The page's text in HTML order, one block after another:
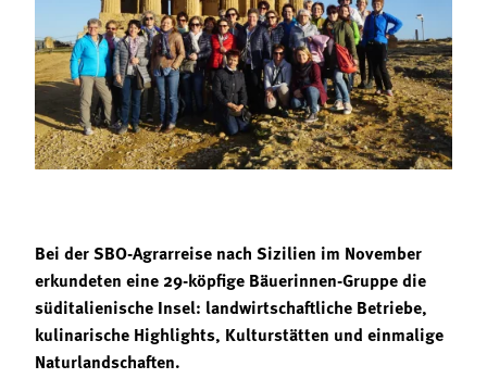
Mitgliedschaft
Landessekretariat
Bäuerliche Buffets
Hofgeschichten
Bei der SBO-Agrarreise nach Sizilien im November
erkundeten eine 29-köpfige Bäuerinnen-Gruppe die
süditalienische Insel: landwirtschaftliche Betriebe,
kulinarische Highlights, Kulturstätten und einmalige
Naturlandschaften.